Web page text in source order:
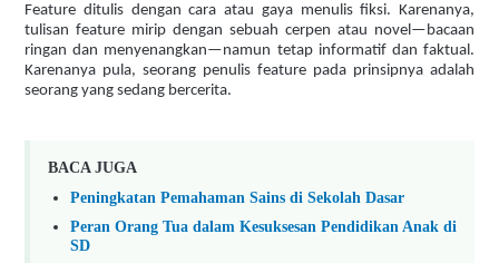
Feature ditulis dengan cara atau gaya menulis fiksi. Karenanya,
tulisan feature mirip dengan sebuah cerpen atau novel—bacaan
ringan dan menyenangkan—namun tetap informatif dan faktual.
Karenanya pula, seorang penulis feature pada prinsipnya adalah
seorang yang sedang bercerita.
BACA JUGA
Peningkatan Pemahaman Sains di Sekolah Dasar
Peran Orang Tua dalam Kesuksesan Pendidikan Anak di
SD